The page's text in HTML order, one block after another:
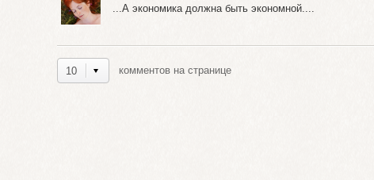
...А экономика должна быть экономной....
10 комментов на странице